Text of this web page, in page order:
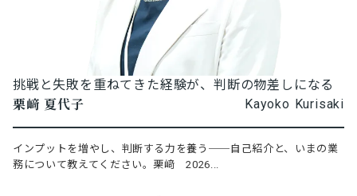
挑戦と失敗を重ねてきた経験が、判断の物差しになる
栗﨑 夏代子 Kayoko Kurisaki
インプットを増やし、判断する力を養う──自己紹介と、いまの業
務について教えてください。栗﨑 2026...